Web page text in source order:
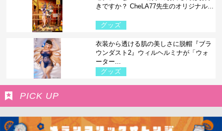
きですか？ CheLA77先生のオリジナル...
グッズ
衣装から透ける肌の美しさに脱帽『ブラ
ウンダスト2』ウィルヘルミナが「ウォ
ーター...
グッズ
PICK UP